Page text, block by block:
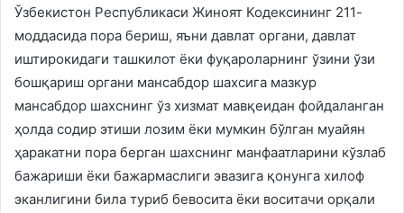
Ўзбекистон Республикаси Жиноят Кодексининг 211-
моддасида пора бериш, яъни давлат органи, давлат
иштирокидаги ташкилот ёки фуқароларнинг ўзини ўзи
бошқариш органи мансабдор шахсига мазкур
мансабдор шахснинг ўз хизмат мавқеидан фойдаланган
ҳолда содир этиши лозим ёки мумкин бўлган муайян
ҳаракатни пора берган шахснинг манфаатларини кўзлаб
бажариши ёки бажармаслиги эвазига қонунга хилоф
эканлигини била туриб бевосита ёки воситачи орқали